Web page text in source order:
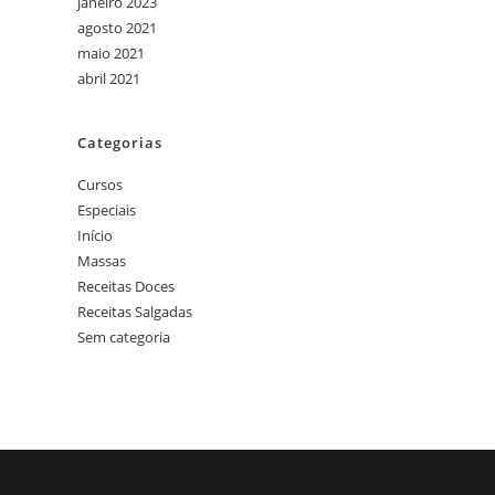
agosto 2021
maio 2021
abril 2021
Categorias
Cursos
Especiais
Início
Massas
Receitas Doces
Receitas Salgadas
Sem categoria